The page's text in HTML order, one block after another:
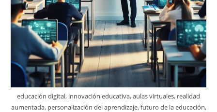
educación digital, innovación educativa, aulas virtuales, realidad
aumentada, personalización del aprendizaje, futuro de la educación,